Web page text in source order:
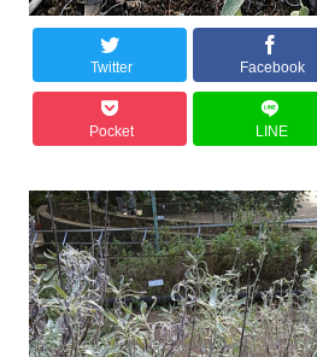
Twitter Facebook
Pocket LINE